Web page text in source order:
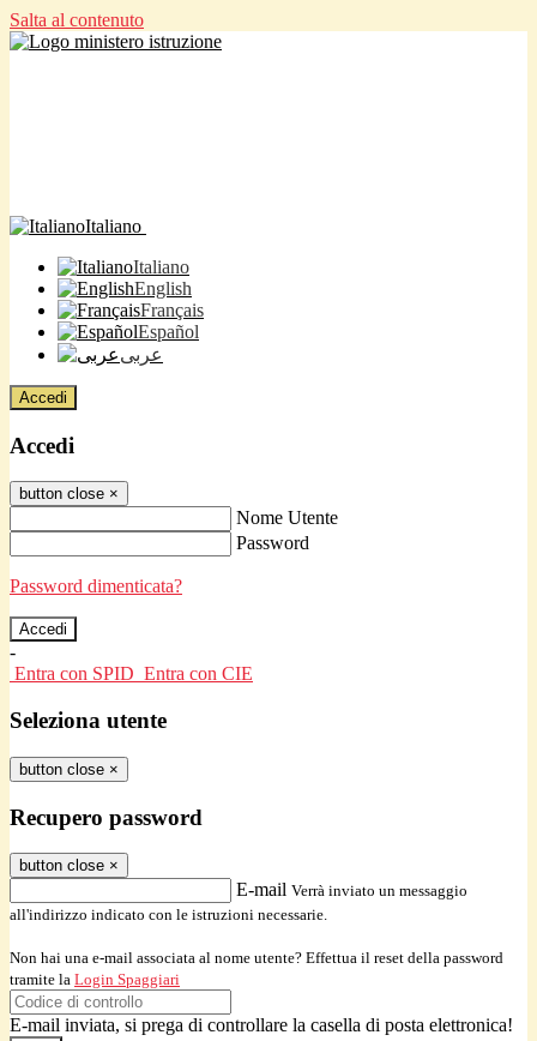
Salta al contenuto
Italiano
Italiano
English
Français
Español
عربى
Accedi
Accedi
button close ×
Nome Utente
Password
Password dimenticata?
-
Entra con SPID Entra con CIE
Seleziona utente
button close ×
Recupero password
button close ×
E-mail Verrà inviato un messaggio
all'indirizzo indicato con le istruzioni necessarie.
Non hai una e-mail associata al nome utente? Effettua il reset della password
tramite la Login Spaggiari
E-mail inviata, si prega di controllare la casella di posta elettronica!